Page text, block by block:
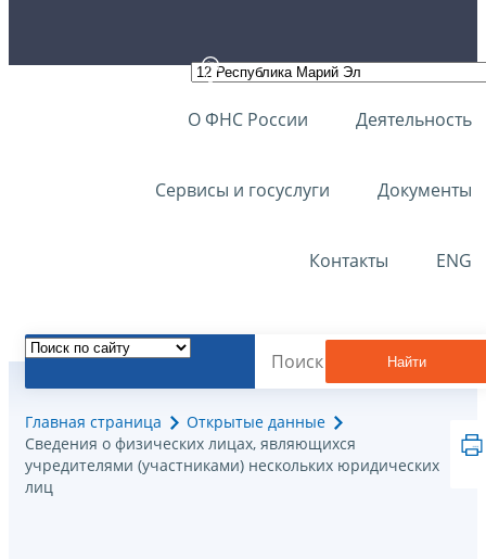
О ФНС России Деятельность
Сервисы и госуслуги Документы
Контакты ENG
Найти
Главная страница
Открытые данные
Сведения о физических лицах, являющихся
учредителями (участниками) нескольких юридических
лиц